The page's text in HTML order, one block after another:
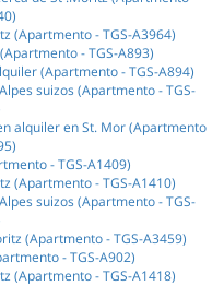
(Apartmento - TGS-A3964)
- TGS-A893)
(Apartmento - TGS-A894)
suizos (Apartmento - TGS-
alquiler en St. Mor (Apartmento
- TGS-A1409)
(Apartmento - TGS-A1410)
suizos (Apartmento - TGS-
(Apartmento - TGS-A3459)
- TGS-A902)
(Apartmento - TGS-A1418)